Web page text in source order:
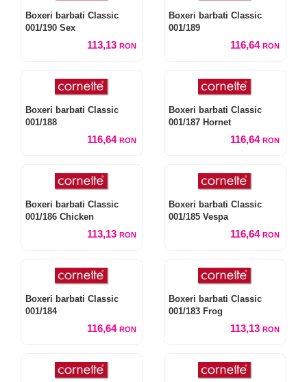
Boxeri barbati Classic
001/190 Sex
113,13 RON
Boxeri barbati Classic
001/189
116,64 RON
Boxeri barbati Classic
001/188
116,64 RON
Boxeri barbati Classic
001/187 Hornet
116,64 RON
Boxeri barbati Classic
001/186 Chicken
113,13 RON
Boxeri barbati Classic
001/185 Vespa
116,64 RON
Boxeri barbati Classic
001/184
116,64 RON
Boxeri barbati Classic
001/183 Frog
113,13 RON